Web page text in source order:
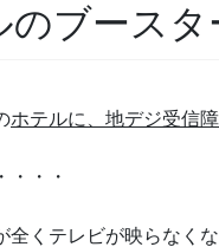
ブースタ
ホテルに、地デジ受信
・・・
くテレビが映らなく